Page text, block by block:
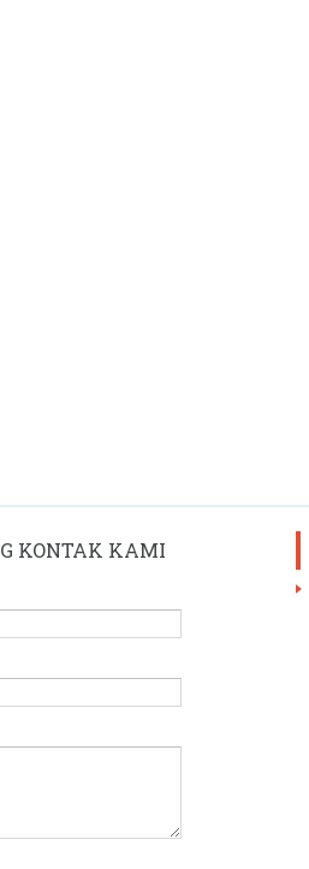
KONTAK KAMI